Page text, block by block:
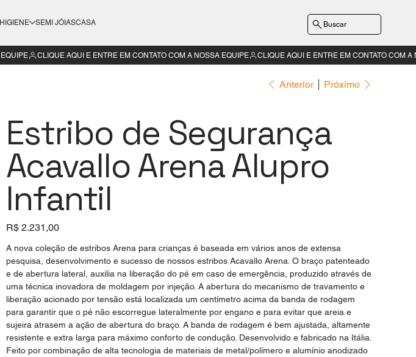
HIGIENE SEMI JÓIASCASA Buscar
Anterior Próximo
Estribo de Segurança
Acavallo Arena Alupro
Infantil
Preço
R$ 2.231,00
A nova coleção de estribos Arena para crianças é baseada em vários anos de extensa
pesquisa, desenvolvimento e sucesso de nossos estribos Acavallo Arena. O braço patenteado
e de abertura lateral, auxilia na liberação do pé em caso de emergência, produzido através de
uma técnica inovadora de moldagem por injeção. A abertura do mecanismo de travamento e
liberação acionado por tensão está localizada um centímetro acima da banda de rodagem
para garantir que o pé não escorregue lateralmente por engano e para evitar que areia e
sujeira atrasem a ação de abertura do braço. A banda de rodagem é bem ajustada, altamente
resistente e extra larga para máximo conforto de condução. Desenvolvido e fabricado na Itália.
Feito por combinação de alta tecnologia de materiais de metal/polímero e alumínio anodizado